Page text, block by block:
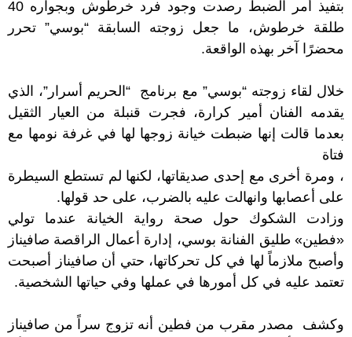
بتفيذ أمر الضبط رصدت وجود فرد خرطوش وبجواره 40
طلقة خرطوش، ما جعل زوجته السابقة “بوسي” تحرر
محضرًا آخر بهذه الواقعة.
خلال لقاء زوجته “بوسي” مع برنامج “الحريم أسرار”، الذي
يقدمه الفنان أمير كرارة، فجرت قنبلة من العيار الثقيل
بعدما قالت إنها ضبطت خيانة زوجها لها في غرفة نومها مع
فتاة
، ومرة أخرى مع إحدى صديقاتها، لكنها لم تستطع السيطرة
على أعصابها وانهالت عليه بالضرب، على حد قولها.
وزادت الشكوك حول صحة رواية الخيانة عندما تولي
«فطين» طليق الفنانة بوسي، إدارة أعمال الراقصة صافيناز
وأصبح ملازماً لها في كل تحركاتها، حتي أن صافيناز أصبحت
تعتمد عليه في كل أمورها في عملها وفي حياتها الشخصية.
وكشف مصدر مقرب من فطين أنه تزوج سراً من صافيناز